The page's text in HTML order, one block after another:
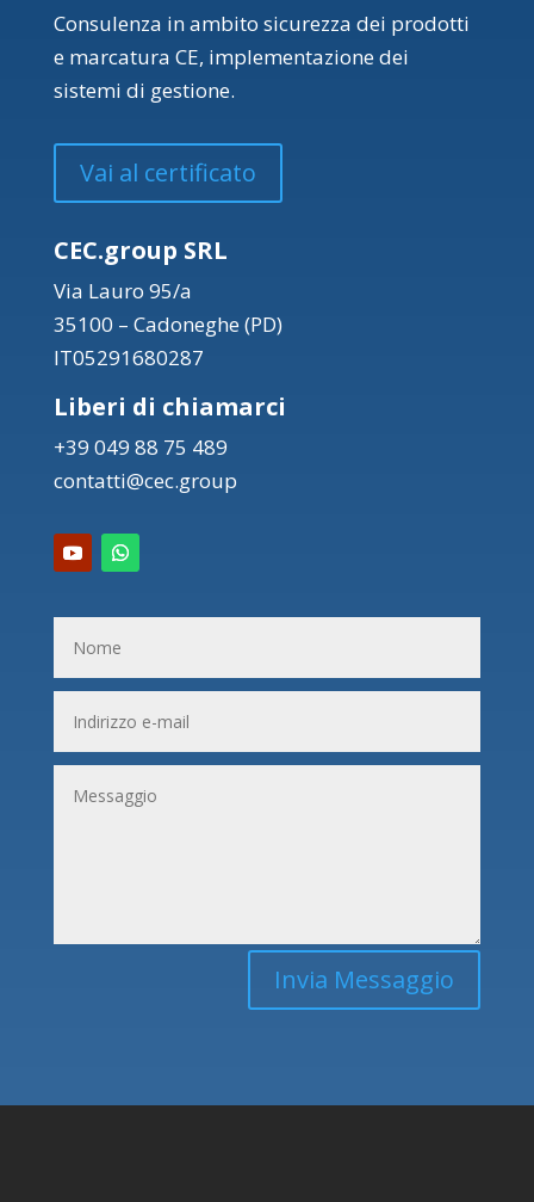
Consulenza in ambito sicurezza dei prodotti
e marcatura CE, implementazione dei
sistemi di gestione.
Vai al certificato
CEC.group SRL
Via Lauro 95/a
35100 – Cadoneghe (PD)
IT05291680287
Liberi di chiamarci
+39 049 88 75 489
contatti@cec.group
Invia Messaggio